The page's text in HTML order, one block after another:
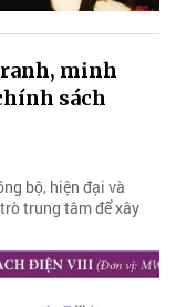
minh
sách
bộ, hiện đại và
trung tâm để xây